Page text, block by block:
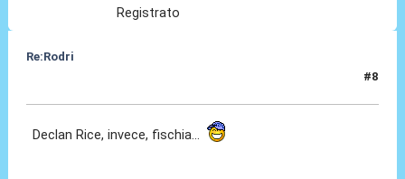
Registrato
Re:Rodri
#8
Declan Rice, invece, fischia...